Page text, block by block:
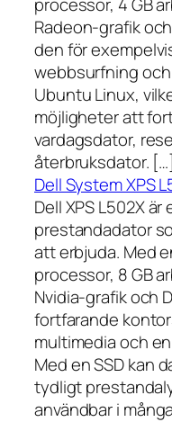
Radeon-grafik
den för
webbsurfning
Ubuntu Linux,
möjligheter att
vardagsdator,
återbruksdator. […]
Dell System XPS
Dell XPS L502X
prestandadator
att erbjuda. Med
processor, 8 GB
Nvidia-grafik och
fortfarande
multimedia och
Med en SSD kan
tydligt
användbar i